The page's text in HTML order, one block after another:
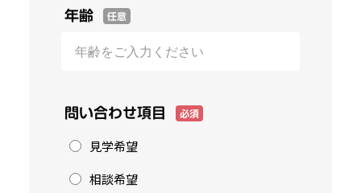
年齢 任意
問い合わせ項目 必須
見学希望
相談希望